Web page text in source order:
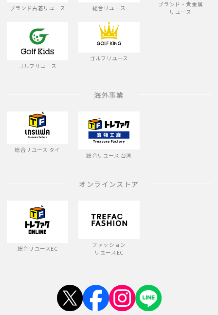
ブランド古着リユース 総合リユース
ブランド・貴金属
リユース
ゴルフリユース
ゴルフリユース
海外事業
総合リユース タイ
総合リユース 台湾
オンラインストア
総合リユースEC
ファッション
リユースEC